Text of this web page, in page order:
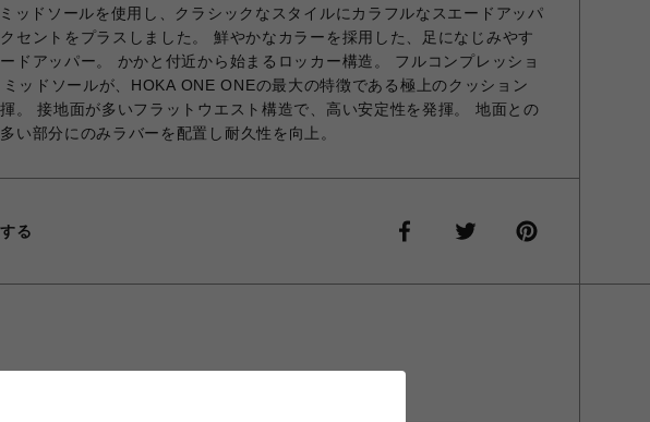
ッドソールを使用し、クラシックなスタイルにカラフルなスエードアッパ
セントをプラスしました。 鮮やかなカラーを採用した、足になじみやす
ドアッパー。 かかと付近から始まるロッカー構造。 フルコンプレッショ
ミッドソールが、HOKA ONE ONEの最大の特徴である極上のクッション
。 接地面が多いフラットウエスト構造で、高い安定性を発揮。 地面との
い部分にのみラバーを配置し耐久性を向上。
る